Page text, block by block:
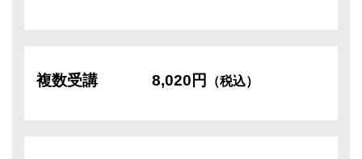
複数受講 8,020円 （税込）